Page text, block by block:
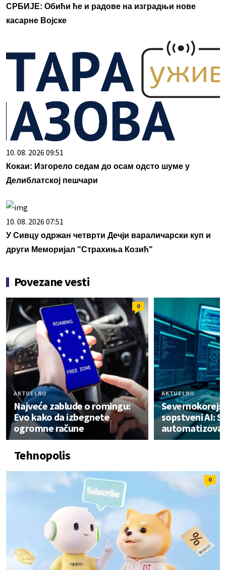
СРБИЈЕ: Обићи ће и радове на изградњи нове
касарне Војске
10. 08. 2026 09:51
Кокаи: Изгорело седам до осам одсто шуме у
Делиблатској пешчари
10. 08. 2026 07:51
У Сивцу одржан четврти Дечји вараличарски куп и
други Меморијал "Страхиња Козић"
Povezane vesti
0
AKTUELNO
Najveće zablude o romingu:
Evo kako da izbegnete
ogromne račune
AKTUELNO
sopstveni AI:
Tehnopolis
0